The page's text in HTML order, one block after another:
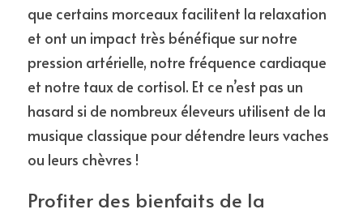
que certains morceaux facilitent la relaxation
et ont un impact très bénéfique sur notre
pression artérielle, notre fréquence cardiaque
et notre taux de cortisol. Et ce n’est pas un
hasard si de nombreux éleveurs utilisent de la
musique classique pour détendre leurs vaches
ou leurs chèvres !
Profiter des bienfaits de la